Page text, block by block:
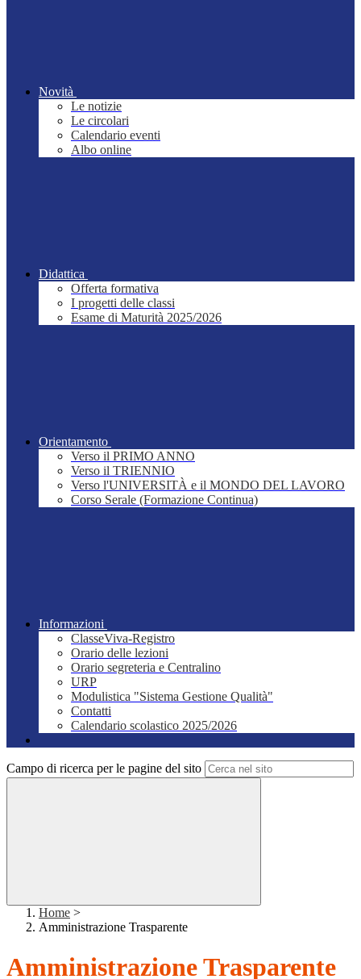
Novità
Le notizie
Le circolari
Calendario eventi
Albo online
Didattica
Offerta formativa
I progetti delle classi
Esame di Maturità 2025/2026
Orientamento
Verso il PRIMO ANNO
Verso il TRIENNIO
Verso l'UNIVERSITÀ e il MONDO DEL LAVORO
Corso Serale (Formazione Continua)
Informazioni
ClasseViva-Registro
Orario delle lezioni
Orario segreteria e Centralino
URP
Modulistica "Sistema Gestione Qualità"
Contatti
Calendario scolastico 2025/2026
Campo di ricerca per le pagine del sito
Home >
Amministrazione Trasparente
Amministrazione Trasparente